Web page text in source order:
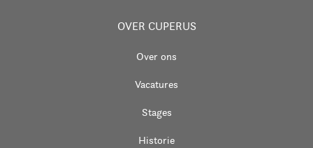
OVER CUPERUS
Over ons
Vacatures
Stages
Historie